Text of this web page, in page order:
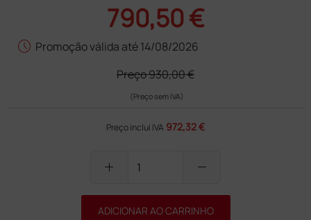
790,50 €
schedule Promoção válida até 14/08/2026
Preço930,00 €
(Preço sem IVA)
Preço inclui IVA 972,32 €
add remove
ADICIONAR AO CARRINHO